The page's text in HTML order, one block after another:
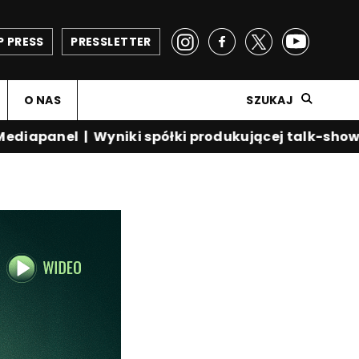
PRESSLETTER
PRESS
O NAS SZUKAJ
|Wyniki spółki produkującej talk-show